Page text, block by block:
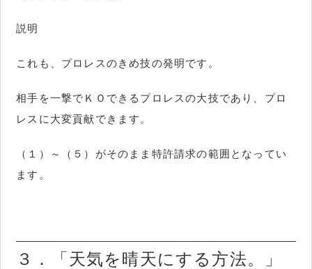
説明
これも、プロレスのきめ技の発明です。
相手を一撃でＫＯできるプロレスの大技であり、プロ
レスに大変貢献できます。
（１）～（５）がそのまま特許請求の範囲となってい
ます。
３．「天気を晴天にする方法。」